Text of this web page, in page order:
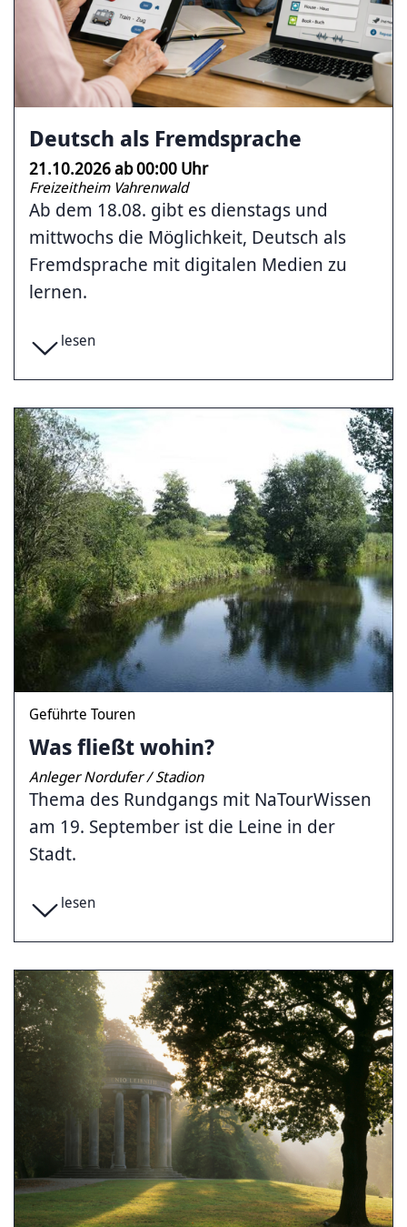
Deutsch als Fremdsprache
21.10.2026ab00:00 Uhr
Freizeitheim Vahrenwald
Ab dem 18.08. gibt es dienstags und
mittwochs die Möglichkeit, Deutsch als
Fremdsprache mit digitalen Medien zu
lernen.
lesen
Geführte Touren
Was fließt wohin?
Anleger Nordufer / Stadion
Thema des Rundgangs mit NaTourWissen
am 19. September ist die Leine in der
Stadt.
lesen